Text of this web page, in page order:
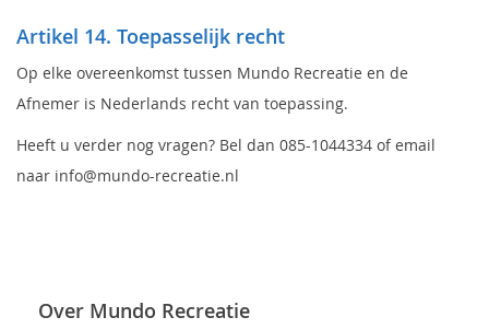
Artikel 14. Toepasselijk recht
Op elke overeenkomst tussen Mundo Recreatie en de
Afnemer is Nederlands recht van toepassing.
Heeft u verder nog vragen? Bel dan 085-1044334 of email
naar info@mundo-recreatie.nl
Over Mundo Recreatie